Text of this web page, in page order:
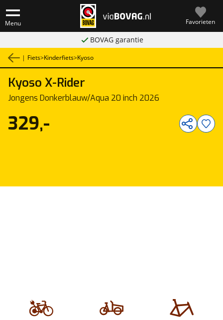
Menu Favorieten
BOVAG garantie
| Fiets>Kinderfiets>Kyoso
Kyoso X-Rider
Jongens Donkerblauw/Aqua 20 inch 2026
329,-